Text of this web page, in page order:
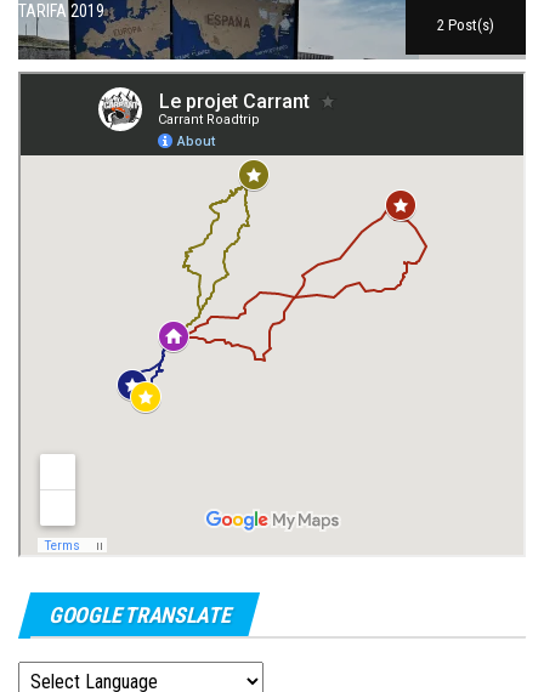
TARIFA 2019
2 Post(s)
GOOGLE TRANSLATE